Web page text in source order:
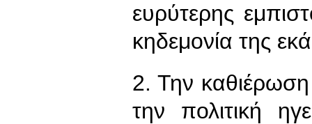
ευρύτερης
κηδεμονία της
2. Την
την πολιτική